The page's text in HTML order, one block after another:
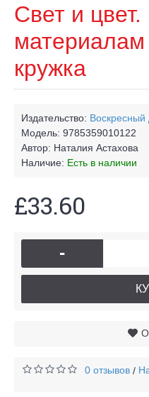
Свет и
материалам
кружка
Издательство: Воскресный
Модель: 9785359010122
Автор: Наталия Астахова
Наличие: Есть в наличии
£33.60
-
0 отзывов /